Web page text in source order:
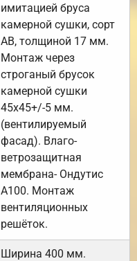
имитацией бруса
камерной сушки, сорт
АВ, толщиной 17 мм.
Монтаж через
строганый брусок
камерной сушки
45х45+/-5 мм.
(вентилируемый
фасад). Влаго-
ветрозащитная
мембрана- Ондутис
А100. Монтаж
вентиляционных
решёток.
Ширина 400 мм.